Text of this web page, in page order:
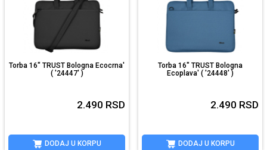
Torba 16" TRUST Bologna Ecocrna'
( '24447' )
2.490 RSD
DODAJ U KORPU
Torba 16" TRUST Bologna
Ecoplava' ( '24448' )
2.490 RSD
DODAJ U KORPU